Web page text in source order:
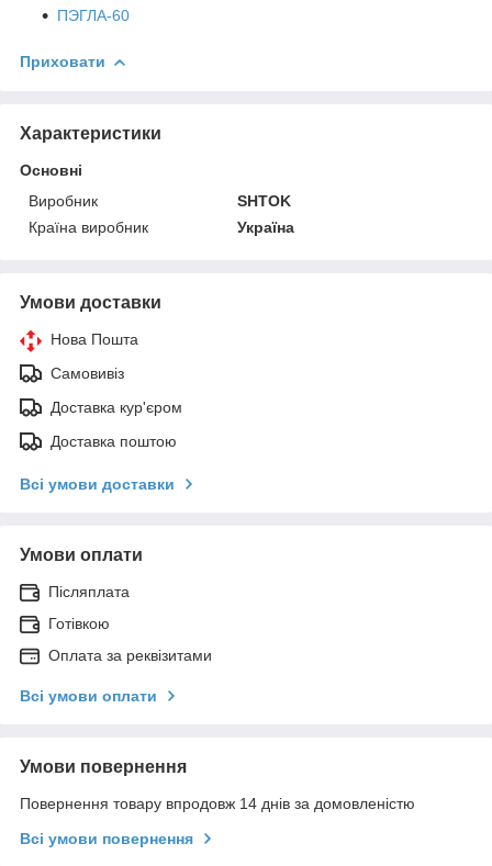
ПЭГЛА-60
Приховати
Характеристики
Основні
Виробник
SHTOK
Країна виробник
Україна
Умови доставки
Нова Пошта
Самовивіз
Доставка кур'єром
Доставка поштою
Всі умови доставки
Умови оплати
Післяплата
Готівкою
Оплата за реквізитами
Всі умови оплати
Умови повернення
Повернення товару впродовж 14 днів за домовленістю
Всі умови повернення